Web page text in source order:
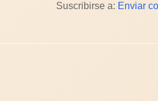
Suscribirse a: Enviar